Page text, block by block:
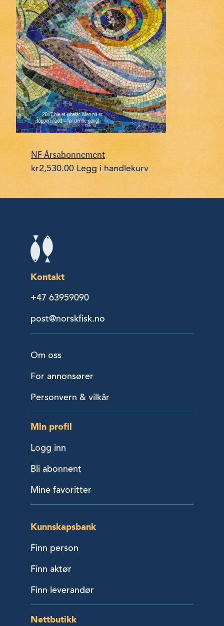
NF Årsabonnement
kr2,530.00 Legg i handlekurv
Kontakt
+47 63959090
post@norskfisk.no
Om oss
For annonsører
Personvern & vilkår
Min profil
Logg inn
Bli abonnent
Mine favoritter
Kunnskapsbank
Finn person
Finn aktør
Finn leverandør
Nettbutikk